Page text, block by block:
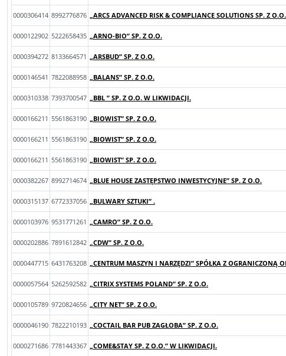
0000306414 8992776876 „ARCS ADVANCED RISK & COMPLIANCE SOLUTIONS SP. Z
0000122902 5222658435 „ARNO-BIO” SP. Z O.O.
0000394272 8133664571 „ARSBUD” SP. Z O.O.
0000146541 7822088958 „BALANS” SP. Z O.O.
0000310338 7393700547 „BBL ” SP. Z O.O. W LIKWIDACJI.
0000166211 5561863190 „BIOWIST” SP. Z O.O.
0000166211 5561863190 „BIOWIST” SP. Z O.O.
0000166211 5561863190 „BIOWIST” SP. Z O.O.
0000382267 8992714674 „BLUE HOUSE ZASTĘPSTWO INWESTYCYJNE” SP. Z O.O.
0000315137 6772337056 „BULWARY SZTUKI” .
0000103976 9531771261 „CAMRO” SP. Z O.O.
0000202886 7891612842 „CDW” SP. Z O.O.
0000447715 6431763208 „CENTRUM MASZYN I NARZĘDZI” SPÓŁKA Z OGRANICZONĄ
0000057564 5262592582 „CITRIX SYSTEMS POLAND” SP. Z O.O.
0000105789 9720824656 „CITY NET” SP. Z O.O.
0000046190 7822210193 „COCTAIL BAR PUB ZAGŁOBA” SP. Z O.O.
0000271686 7781443367 „COME&STAY SP. Z O.O.” W LIKWIDACJI.